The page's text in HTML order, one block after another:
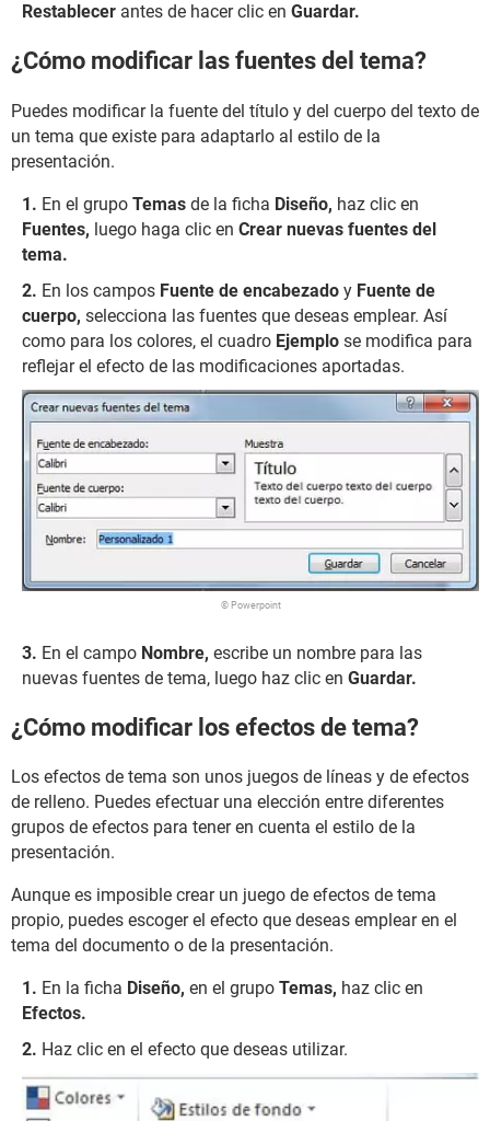
Restablecer antes de hacer clic en Guardar.
¿Cómo modificar las fuentes del tema?
Puedes modificar la fuente del título y del cuerpo del texto de
un tema que existe para adaptarlo al estilo de la
presentación.
En el grupo Temas de la ficha Diseño, haz clic en
Fuentes, luego haga clic en Crear nuevas fuentes del
tema.
En los campos Fuente de encabezado y Fuente de
cuerpo, selecciona las fuentes que deseas emplear. Así
como para los colores, el cuadro Ejemplo se modifica para
reflejar el efecto de las modificaciones aportadas.
© Powerpoint
En el campo Nombre, escribe un nombre para las
nuevas fuentes de tema, luego haz clic en Guardar.
¿Cómo modificar los efectos de tema?
Los efectos de tema son unos juegos de líneas y de efectos
de relleno. Puedes efectuar una elección entre diferentes
grupos de efectos para tener en cuenta el estilo de la
presentación.
Aunque es imposible crear un juego de efectos de tema
propio, puedes escoger el efecto que deseas emplear en el
tema del documento o de la presentación.
En la ficha Diseño, en el grupo Temas, haz clic en
Efectos.
Haz clic en el efecto que deseas utilizar.